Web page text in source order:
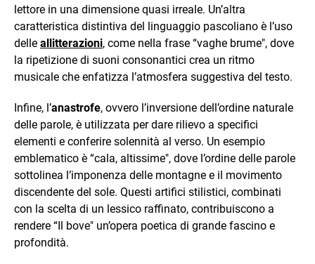
lettore in una dimensione quasi irreale. Un’altra
caratteristica distintiva del linguaggio pascoliano è l’uso
delle allitterazioni, come nella frase “vaghe brume", dove
la ripetizione di suoni consonantici crea un ritmo
musicale che enfatizza l’atmosfera suggestiva del testo.
Infine, l’anastrofe, ovvero l’inversione dell’ordine naturale
delle parole, è utilizzata per dare rilievo a specifici
elementi e conferire solennità al verso. Un esempio
emblematico è “cala, altissime", dove l’ordine delle parole
sottolinea l’imponenza delle montagne e il movimento
discendente del sole. Questi artifici stilistici, combinati
con la scelta di un lessico raffinato, contribuiscono a
rendere “Il bove" un’opera poetica di grande fascino e
profondità.